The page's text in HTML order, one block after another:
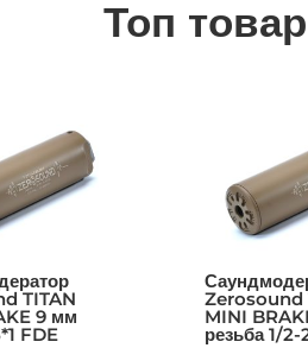
Топ
TITAN
9 мм
FDE
Zerosound
MINI
резьба 1/